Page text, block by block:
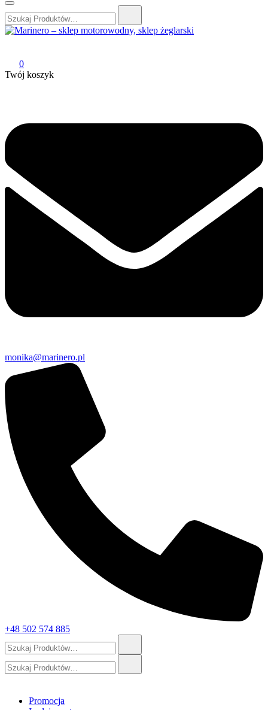
wyposażenie łodzi motorowych, elektronika morska
0
Twój koszyk
monika@marinero.pl
+48 502 574 885
Promocja